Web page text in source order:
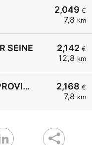
2,049 €
7,8 km
2,142 €
12,8 km
SEINE
2,168 €
7,8 km
SAS PETRO-EST LECLERC PROVINS